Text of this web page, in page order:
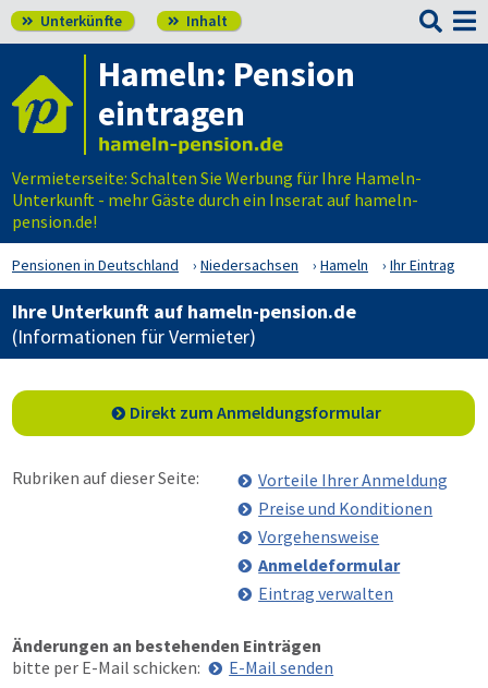
 Unterkünfte  Inhalt 
Hameln: Pension
eintragen
Vermieterseite: Schalten Sie Werbung für Ihre Hameln-
Unterkunft - mehr Gäste durch ein Inserat auf hameln-
pension.de!
Pensionen in Deutschland Niedersachsen Hameln Ihr Eintrag
Ihre Unterkunft auf hameln-pension.de
(Informationen für Vermieter)
Direkt zum Anmeldungsformular
Rubriken auf dieser Seite:
Vorteile Ihrer Anmeldung
Preise und Konditionen
Vorgehensweise
Anmeldeformular
Eintrag verwalten
Änderungen an bestehenden Einträgen
bitte per E-Mail schicken:
E-Mail senden